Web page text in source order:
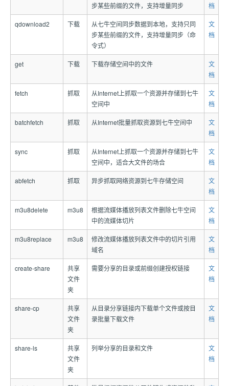
步某些前缀的文件，支持增量同步
档
qdownload2 下载
从七牛空间同步数据到本地，支持只同
步某些前缀的文件，支持增量同步（命
令式）
文
档
get 下载 下载存储空间中的文件
文
档
fetch 抓取
从Internet上抓取一个资源并存储到七牛
空间中
文
档
batchfetch 抓取 从Internet批量抓取资源到七牛空间中
文
档
sync 抓取
从Internet上抓取一个资源并存储到七牛
空间中，适合大文件的场合
文
档
abfetch 抓取 异步抓取网络资源到七牛存储空间
文
档
m3u8delete m3u8
根据流媒体播放列表文件删除七牛空间
中的流媒体切片
文
档
m3u8replace m3u8
修改流媒体播放列表文件中的切片引用
域名
文
档
create-share
共享
文件
夹
需要分享的目录或前缀创建授权链接
文
档
share-cp
共享
文件
夹
从目录分享链接内下载单个文件或按目
录批量下载文件
文
档
share-ls
共享
文件
夹
列举分享的目录和文件
文
档